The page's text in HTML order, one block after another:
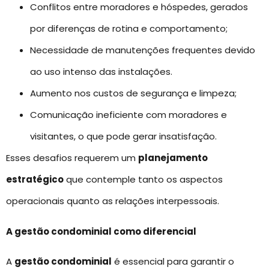
Conflitos entre moradores e hóspedes, gerados
por diferenças de rotina e comportamento;
Necessidade de manutenções frequentes devido
ao uso intenso das instalações.
Aumento nos custos de segurança e limpeza;
Comunicação ineficiente com moradores e
visitantes, o que pode gerar insatisfação.
Esses desafios requerem um planejamento
estratégicoque contemple tanto os aspectos
operacionais quanto as relações interpessoais.
A gestão condominial como diferencial
A gestão condominial é essencial para garantir o